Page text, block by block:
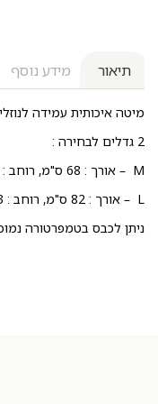
תיאור מידע נוסף
מיטה איכותית עמידה
2 גדלים לבחירה :
M – אורך : 68 ס"מ, רוחב : 53 ס"מ, גובה : 17 ס"מ
L – אורך : 82 ס"מ, רוחב : 63 ס"מ, גובה : 18 ס"מ
ניתן לכבס בטמפרטורה